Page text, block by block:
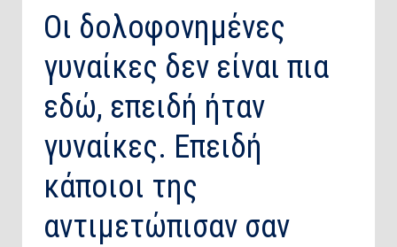
Οι δολοφονημένες
γυναίκες δεν είναι πια
εδώ, επειδή ήταν
γυναίκες. Επειδή
κάποιοι της
αντιμετώπισαν σαν